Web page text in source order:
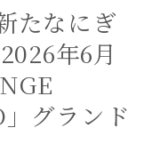
たなにぎ
年6月
グランド